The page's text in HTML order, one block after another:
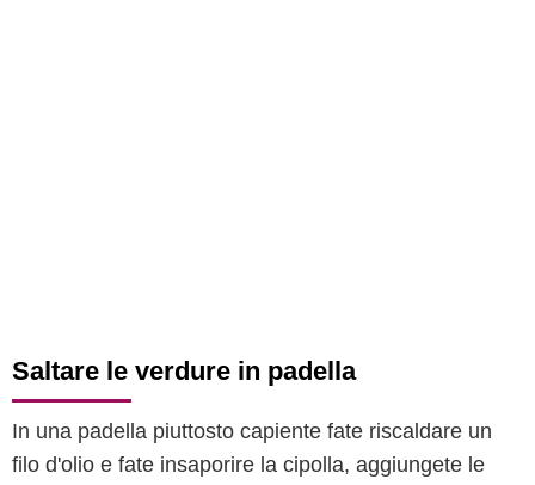
Saltare le verdure in padella
In una padella piuttosto capiente fate riscaldare un
filo d'olio e fate insaporire la cipolla, aggiungete le